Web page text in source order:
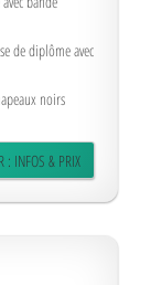
de diplôme avec
noirs
: INFOS & PRIX